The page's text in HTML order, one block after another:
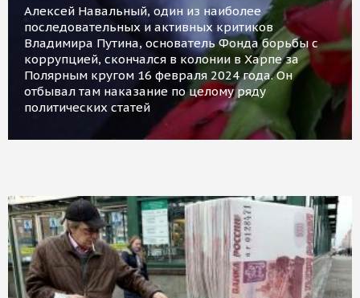
Алексей Навальный, один из наиболее
последовательных и активных критиков
Владимира Путина, основатель Фонда борьбы с
коррупцией, скончался в колонии в Харпе за
Полярным кругом 16 февраля 2024 года. Он
отбывал там наказание по целому ряду
политических статей